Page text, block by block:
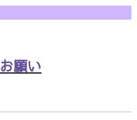
お願い